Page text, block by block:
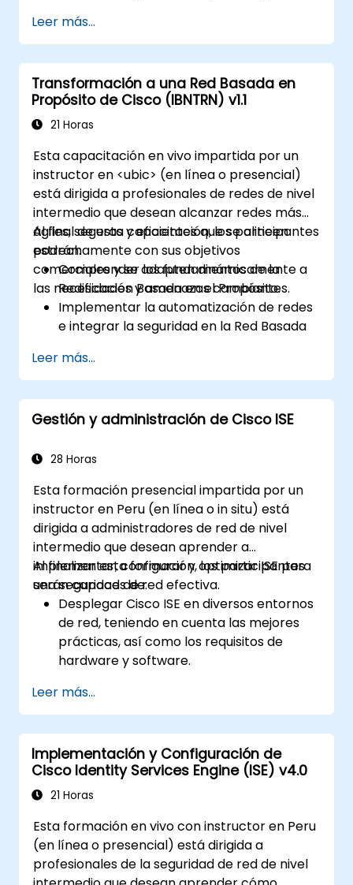
monitorización.
Leer más...
Transformación a una Red Basada en
Propósito de Cisco (IBNTRN) v1.1
21 Horas
Esta capacitación en vivo impartida por un
instructor en <ubic> (en línea o presencial)
está dirigida a profesionales de redes de nivel
intermedio que desean alcanzar redes más
ágiles, seguras y eficientes que se alineen
estrechamente con sus objetivos
comerciales y se adapten dinámicamente a
las necesidades y amenazas cambiantes.
Al final de esta capacitación, los participantes
podrán:
Comprender los fundamentos de la
Redificación Basada en el Propósito.
Implementar la automatización de redes
e integrar la seguridad en la Red Basada
Utilizar analíticas para la monitorización
de redes y comprender cómo la garantía
(assurance) puede proporcionar
información sobre el rendimiento de la
Diseñar e implementar una IBN que
los objetivos operativos.
Leer más...
Gestión y administración de Cisco ISE
28 Horas
Esta formación presencial impartida por un
instructor en Peru (en línea o in situ) está
dirigida a administradores de red de nivel
intermedio que desean aprender a
implementar, configurar y optimizar ISE para
una seguridad de red efectiva.
Al finalizar esta formación, los participantes
serán capaces de:
Desplegar Cisco ISE en diversos entornos
de red, teniendo en cuenta las mejores
prácticas, así como los requisitos de
hardware y software.
identificar y clasificar los dispositivos
conectados.
Gestionar la autorización y el control de
acceso.
Configurar políticas de postura, acciones
de remediación y módulos de
Leer más...
Implementación y Configuración de
Cisco Identity Services Engine (ISE) v4.0
21 Horas
Esta formación en vivo con instructor en Peru
(en línea o presencial) está dirigida a
profesionales de la seguridad de red de nivel